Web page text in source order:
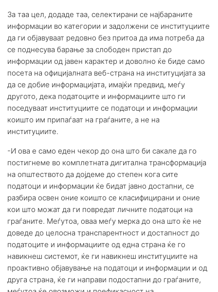
За таа цел, додаде таа, селектирани се најбараните
информации во категории и задолжени се институциите
да ги објавуваат редовно без притоа да има потреба да
се поднесува барање за слободен пристап до
информации од јавен карактер и доволно ќе биде само
посета на официјалната веб-страна на институцијата за
да се добие информацијата, имајќи предвид, меѓу
другото, дека податоците и информациите што ги
поседуваат институциите се податоци и информации
коишто им припаѓаат на граѓаните, а не на
институциите.
-И ова е само еден чекор до она што би сакале да го
постигнеме во комплетната дигитална трансформација
на општеството да дојдеме до степен кога сите
податоци и информации ќе бидат јавно достапни, се
разбира освен оние коишто се класифицирани и оние
кои што можат да ги повредат личните податоци на
граѓаните. Меѓутоа, оваа меѓу мерка до она што ќе не
доведе до целосна транспарентност и достапност до
податоците и информациите од една страна ќе го
навикнеш системот, ќе ги навикнеш институциите на
проактивно објавување на податоци и информации и од
друга страна, ќе ги направи подостапни до граѓаните,